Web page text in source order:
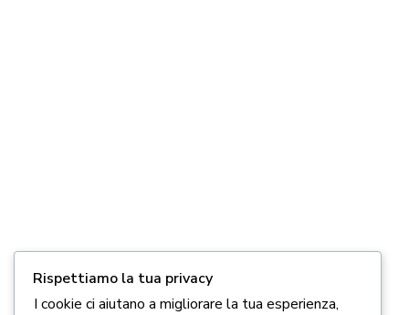
Contatti
Rispettiamo la tua privacy
I cookie ci aiutano a migliorare la tua esperienza,